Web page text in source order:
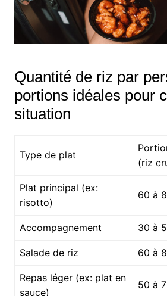
Quantité de riz par
portions idéales pour
situation
Type de plat
(riz
Plat principal (ex:
risotto)
60 à
Accompagnement 30 à
Salade de riz 60 à
Repas léger (ex: plat en
sauce)
50 à